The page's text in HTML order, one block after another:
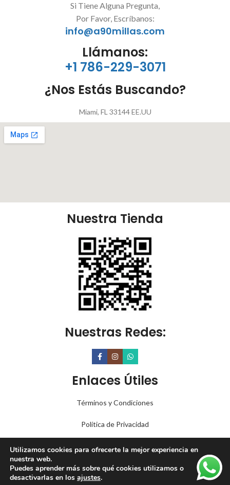
Si Tiene Alguna Pregunta,
Por Favor, Escríbanos:
info@a90millas.com
Llámanos:
+1 786-229-3071
¿Nos Estás Buscando?
Miami, FL 33144 EE.UU
Nuestra Tienda
Nuestras Redes:
Enlaces Útiles
Términos y Condiciones
Política de Privacidad
Reembolsos y Garantía
Métodos de Pago:
Utilizamos cookies para ofrecerte la mejor experiencia en
nuestra web.
Puedes aprender más sobre qué cookies utilizamos o
desactivarlas en los ajustes.